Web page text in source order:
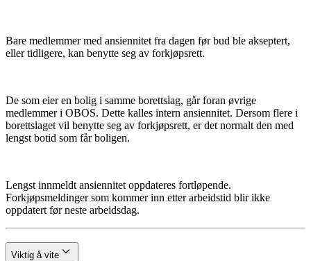
Bare medlemmer med ansiennitet fra dagen før bud ble akseptert,
eller tidligere, kan benytte seg av forkjøpsrett.
De som eier en bolig i samme borettslag, går foran øvrige
medlemmer i OBOS. Dette kalles intern ansiennitet. Dersom flere i
borettslaget vil benytte seg av forkjøpsrett, er det normalt den med
lengst botid som får boligen.
Lengst innmeldt ansiennitet oppdateres fortløpende.
Forkjøpsmeldinger som kommer inn etter arbeidstid blir ikke
oppdatert før neste arbeidsdag.
Viktig å vite